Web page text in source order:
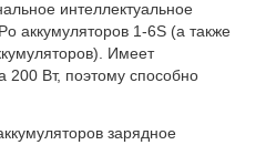
интеллектуальное
аккумуляторов 1-6S (а также
Имеет
200 Вт, поэтому способно
зарядное